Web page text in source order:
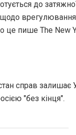
до
пише The New
справ залишає
"без кінця".